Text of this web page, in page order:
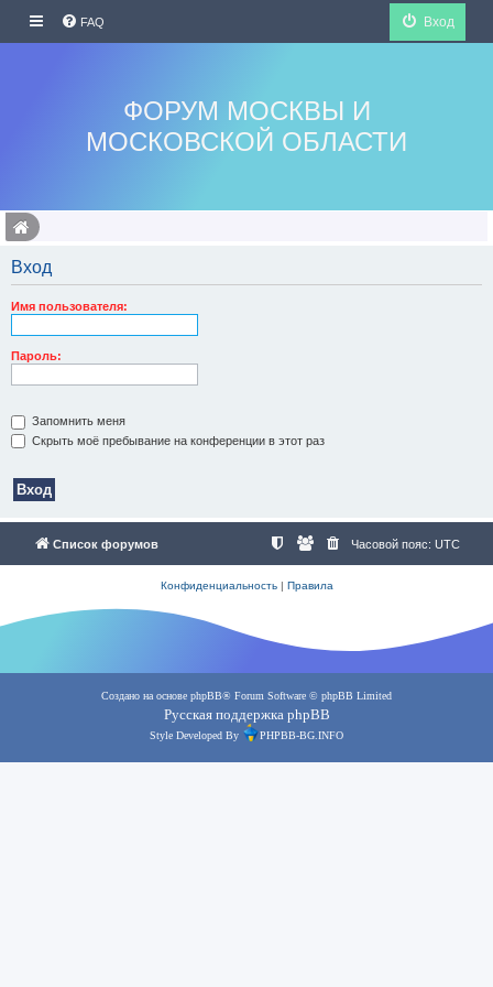
FAQ Вход
ФОРУМ МОСКВЫ И
МОСКОВСКОЙ ОБЛАСТИ
Вход
Имя пользователя:
Пароль:
Запомнить меня
Скрыть моё пребывание на конференции в этот раз
Список форумов Часовой пояс: UTC
Конфиденциальность| Правила
Создано на основе phpBB® Forum Software © phpBB Limited
Русская поддержка phpBB
Style Developed By PHPBB-BG.INFO